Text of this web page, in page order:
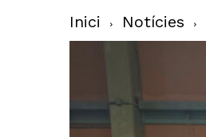
Inici Notícies